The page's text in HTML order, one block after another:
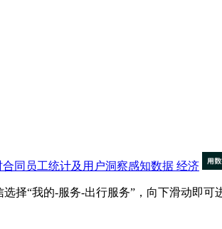
同员工统计及用户洞察感知数据 经济
“我的-服务-出行服务”，向下滑动即可